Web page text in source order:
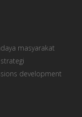
masyarakat
development